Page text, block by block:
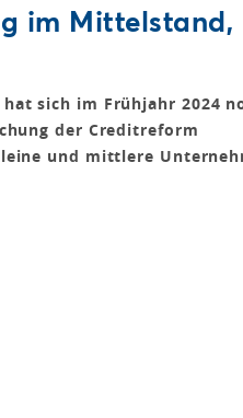
im Mittelstand,
sich im Frühjahr 2024
der Creditreform
und mittlere